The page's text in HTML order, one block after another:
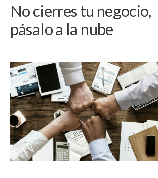
No cierres tu negocio,
pásalo a la nube